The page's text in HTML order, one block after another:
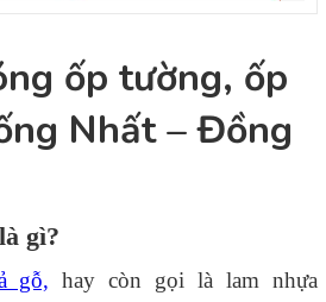
ốp tường, ốp
Nhất – Đồng
gì?
gỗ, hay còn gọi là lam nhựa